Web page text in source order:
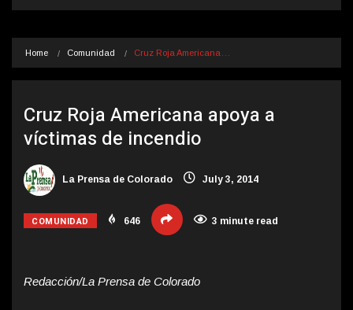
Home Comunidad Cruz Roja Americana…
Cruz Roja Americana apoya a
víctimas de incendio
La Prensa de Colorado July 3, 2014
COMUNIDAD 646 3 minute read
Redacción/La Prensa de Colorado